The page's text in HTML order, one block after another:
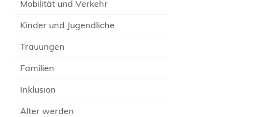
Mobilität und Verkehr
Kinder und Jugendliche
Trauungen
Familien
Inklusion
Älter werden